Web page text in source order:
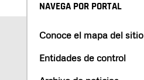
NAVEGA POR PORTAL
Conoce el mapa del sitio
Entidades de control